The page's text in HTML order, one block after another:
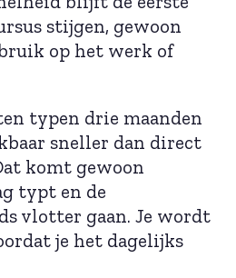
stijgen, gewoon
op het werk of
typen drie maanden
sneller dan direct
komt gewoon
typt en de
vlotter gaan. Je wordt
je het dagelijks